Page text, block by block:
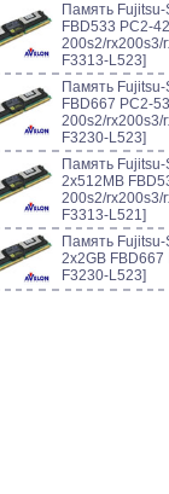
Память
FBD533 PC2-
200s2/rx200s3/
F3313-L523]
Память
FBD667 PC2-
200s2/rx200s3/
F3230-L523]
Память
2x512MB
200s2/rx200s3/
F3313-L521]
Память
2x2GB
F3230-L523]